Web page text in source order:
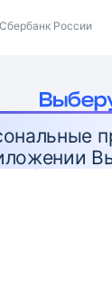
Сбербанк России